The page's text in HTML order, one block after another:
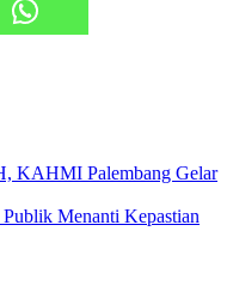
KAHMI Palembang Gelar
Menanti Kepastian